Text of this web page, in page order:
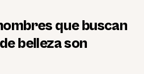
que buscan
belleza son